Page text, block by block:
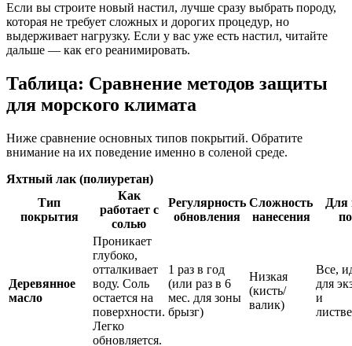
Если вы строите новый настил, лучше сразу выбрать породу,
которая не требует сложных и дорогих процедур, но
выдерживает нагрузку. Если у вас уже есть настил, читайте
дальше — как его реанимировать.
Таблица: Сравнение методов защиты
для морского климата
Ниже сравнение основных типов покрытий. Обратите
внимание на их поведение именно в соленой среде.
Яхтный лак (полиуретан)
Тип
покрытия
Как
работает с
солью
Регулярность
обновления
Сложность
нанесения
Для
Деревянное
масло
Проникает
глубоко,
отталкивает
воду. Соль
остается на
поверхности.
Легко
обновляется.
1 раз в год
(или раз в 6
мес. для зоны
брызг)
Низкая
(кисть/
валик)
Все,
для
и